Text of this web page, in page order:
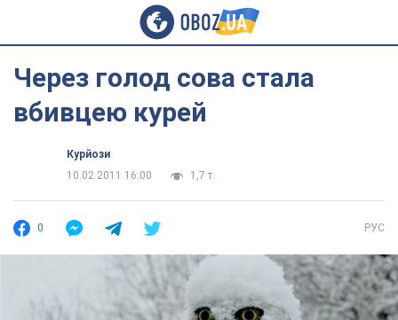
Через голод сова стала
вбивцею курей
Курйози
10.02.2011 16:00
1,7 т.
0 РУС